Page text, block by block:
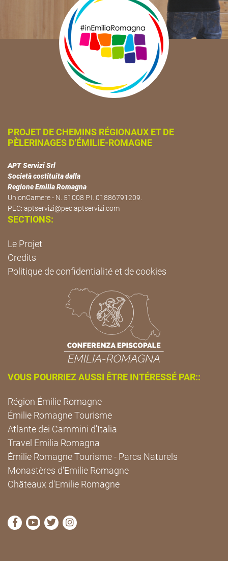
PROJET DE CHEMINS RÉGIONAUX ET DE
PÈLERINAGES D'ÉMILIE-ROMAGNE
APT Servizi Srl
Società costituita dalla
Regione Emilia Romagna
UnionCamere - N. 51008 P.I. 01886791209.
PEC: aptservizi@pec.aptservizi.com
SECTIONS:
Le Projet
Credits
Politique de confidentialité et de cookies
VOUS POURRIEZ AUSSI ÊTRE INTÉRESSÉ PAR::
Région Émilie Romagne
Émilie Romagne Tourisme
Atlante dei Cammini d'Italia
Travel Emilia Romagna
Émilie Romagne Tourisme - Parcs Naturels
Monastères d'Emilie Romagne
Châteaux d'Emilie Romagne
Visitez la page Facebook de Cammini Emilia-
Visitez la page YouTube de Cammini Emilia-
Visitez la page Twitter de Cammini Emilia-
Visitez la page Instagram de Cammini